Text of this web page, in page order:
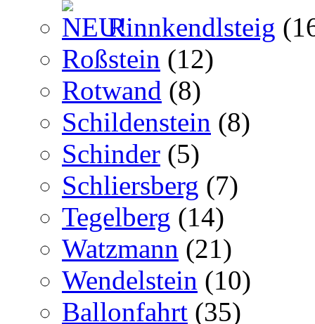
Rinnkendlsteig
Roßstein (12)
Rotwand (8)
Schildenstein (8)
Schinder (5)
Schliersberg (7)
Tegelberg (14)
Watzmann (21)
Wendelstein (10)
Ballonfahrt (35)